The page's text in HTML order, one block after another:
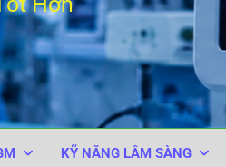
TRÌNH THEO DÕI BỆNH NHÂN
KỸ NĂNG LÂM SÀNG